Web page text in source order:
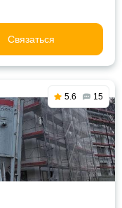
Связаться
5.6 15